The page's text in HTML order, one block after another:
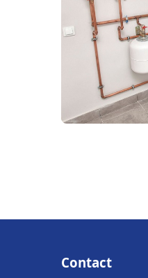
Contact